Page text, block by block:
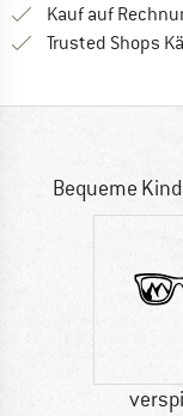
Kauf auf
Trusted Shops
Bequeme